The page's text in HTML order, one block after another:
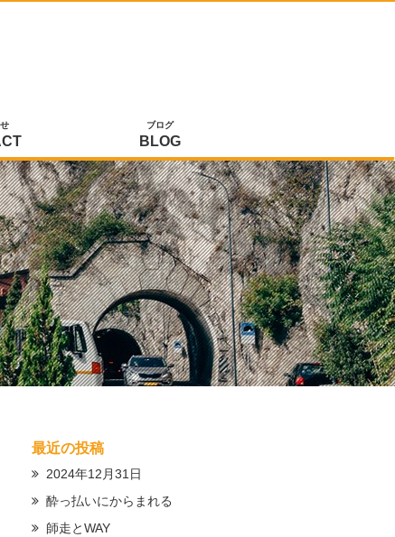
ブログ
BLOG
最近の投稿
2024年12月31日
酔っ払いにからまれる
師走とWAY